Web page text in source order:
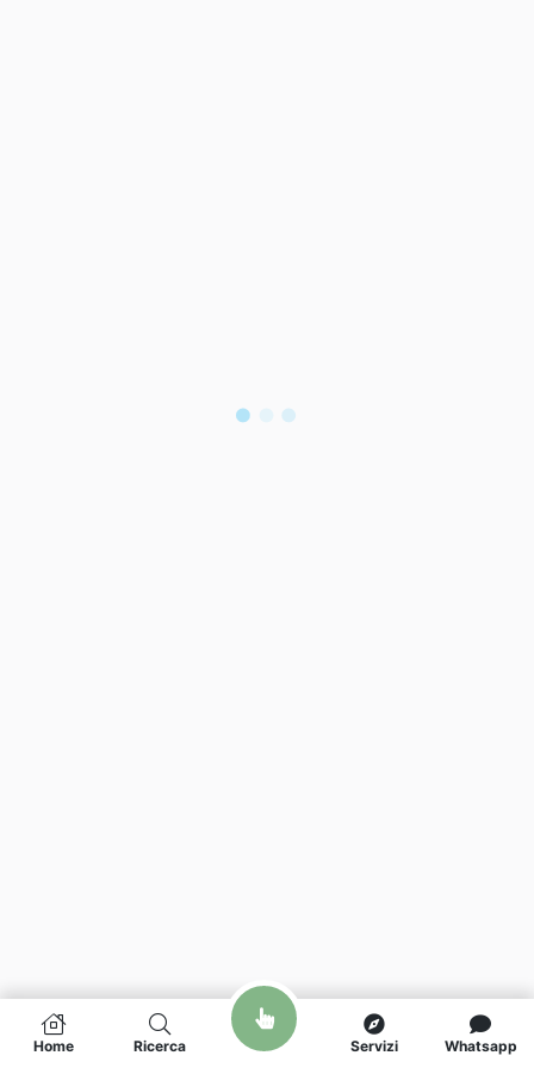
Home Ricerca Servizi Whatsapp